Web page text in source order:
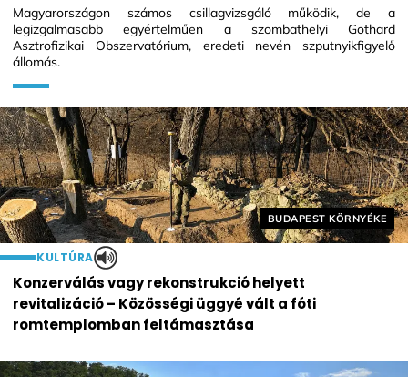
Helyszín címkék:
BUDAPEST KÖRNYÉKE
KULTÚRA
Konzerválás vagy rekonstrukció helyett
revitalizáció – Közösségi üggyé vált a fóti
romtemplomban feltámasztása
Magyarországon számos csillagvizsgáló működik, de a
legizgalmasabb egyértelműen a szombathelyi Gothard
Asztrofizikai Obszervatórium, eredeti nevén szputnyikfigyelő
állomás.